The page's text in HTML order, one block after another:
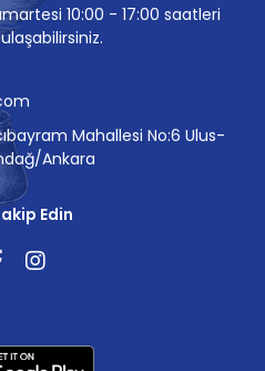
10:00 - 17:00 saatleri
Mahallesi No:6 Ulus-
Ankara
Edin